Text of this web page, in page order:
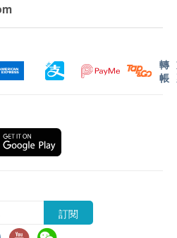
房需被壓平於兩塊膠板之間
因胸部受壓而感到不適）。
拍攝 X 光影像，並由放射
每張平片收費$400。
女放射技師進行)：
超聲波凝膠塗在需要造影的
波探頭在該部位上移動。病人
驗中心
告)
-下午 9:00am - 4:00pm
可免費更改一次，若更改超
取$200行政費用。
到本中心用作報告參考，以
CT) 檢查報告結果為DVD及
轉
帳
訂閱